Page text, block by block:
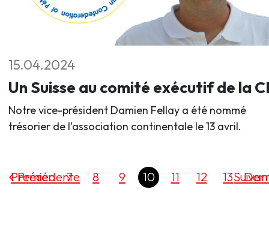
15.04.2024
Un Suisse au comité exécutif de la
Notre vice-président Damien Fellay a été nommé
trésorier de l'association continentale le 13 avril.
Précédente
Premier 7 8 9 10 11 12 13